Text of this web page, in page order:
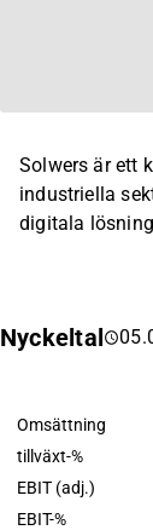
Solwers är ett
industriella
digitala
tjänster
samt digitala
medelstora
runtom den
inom Norden.
Nyckeltal
Omsättning
tillväxt-%
EBIT (adj.)
EBIT-%